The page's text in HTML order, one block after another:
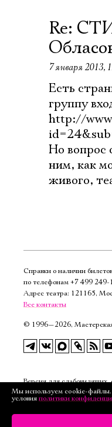
Re:
7 января 2013,
Есть
группу
http://
Но вопрос
ним, как
живого,
Справки о наличии
по телефонам +7 499
Адрес театра: 121165,
Все контакты
© 1996—2026,
Версия для слабовидящих
Мы используем cookie-файлы.
условия политики